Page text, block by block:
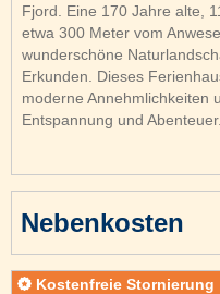
Fjord. Eine 170 Jahre alte,
etwa 300 Meter vom
wunderschöne
Erkunden. Dieses
moderne Annehmlichkeiten
Entspannung und Abenteuer.
Nebenkosten
Kostenfreie Stornierung